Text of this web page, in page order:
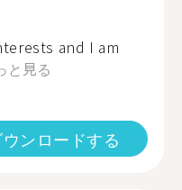
and I am
と見る
ンロードする